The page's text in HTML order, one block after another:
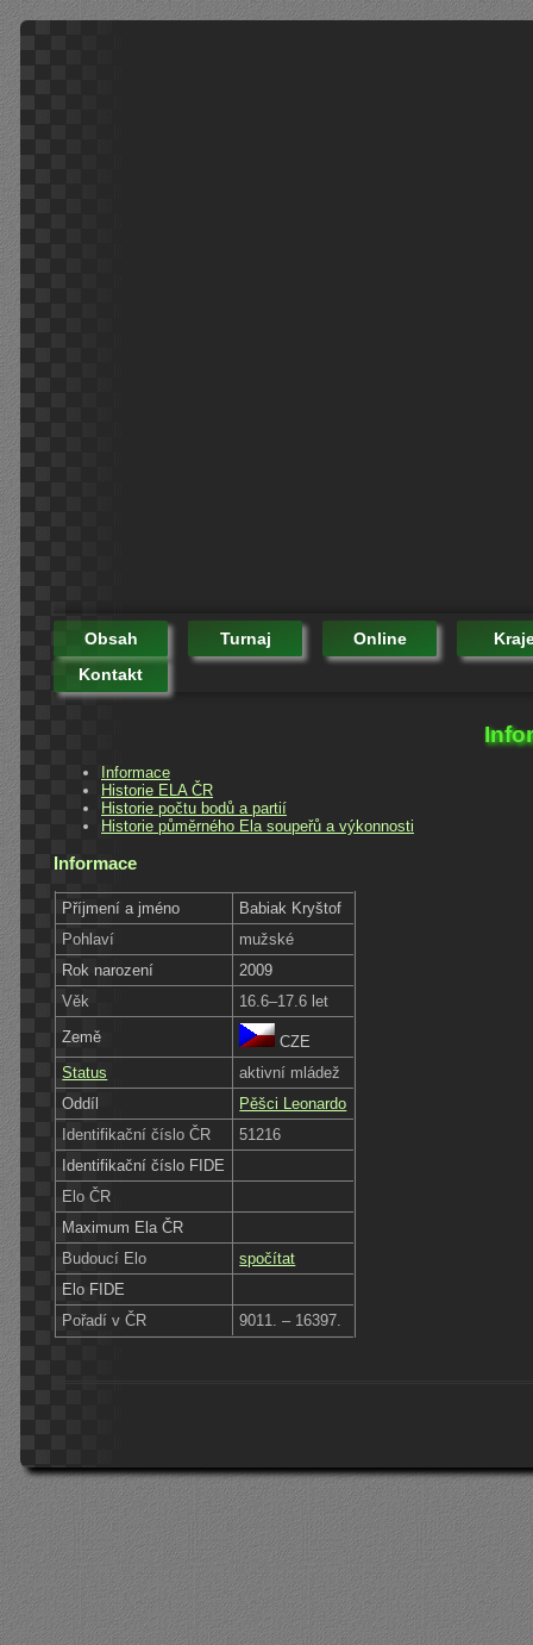
Obsah Turnaj Online
Kontakt
Informace
Historie ELA ČR
Historie počtu bodů a partií
Historie půměrného Ela soupeřů a výkonnosti
Informace
Příjmení a jméno
Babiak Kryštof
Pohlaví
mužské
Rok narození
2009
Věk
16.6–17.6 let
Země
CZE
Status
aktivní mládež
Oddíl
Pěšci Leonardo
Identifikační číslo ČR
51216
Identifikační číslo FIDE
Elo ČR
Maximum Ela ČR
Budoucí Elo
spočítat
Elo FIDE
Pořadí v ČR
9011. – 16397.